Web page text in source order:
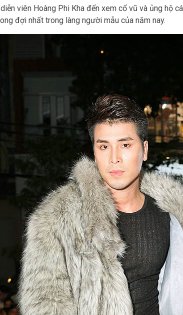
viên Hoàng Phi Kha đến xem cổ vũ và ủng hộ
đợi nhất trong làng người mẫu của năm nay.